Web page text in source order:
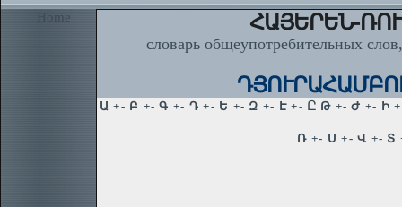
Home ՀԱՅԵՐԵՆ-
словарь общеупотребительных